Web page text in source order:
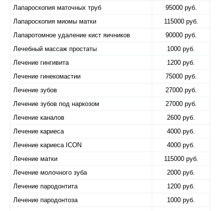
Лапароскопия маточных труб
95000 руб.
Лапароскопия миомы матки
115000 руб.
Лапаротомное удаление кист яичников
90000 руб.
Лечебный массаж простаты
1000 руб.
Лечение гингивита
1200 руб.
Лечение гинекомастии
75000 руб.
Лечение зубов
27000 руб.
Лечение зубов под наркозом
27000 руб.
Лечение каналов
2600 руб.
Лечение кариеса
4000 руб.
Лечение кариеса ICON
4000 руб.
Лечение матки
115000 руб.
Лечение молочного зуба
2000 руб.
Лечение пародонтита
1200 руб.
Лечение пародонтоза
1000 руб.